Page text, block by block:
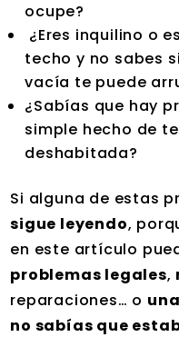
ocupe?
¿Eres inquilino o
techo y no sabes
vacía te puede
¿Sabías que hay
simple hecho de
deshabitada?
Si alguna de estas
sigue leyendo,
en este artículo
problemas legales,
reparaciones… o
no sabías que